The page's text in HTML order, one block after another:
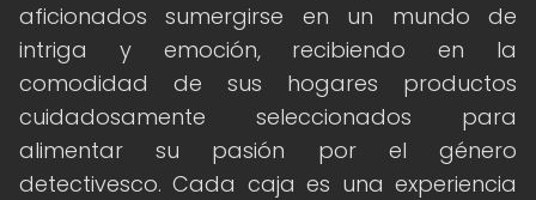
aficionados sumergirse en un mundo de
intriga y emoción, recibiendo en la
comodidad de sus hogares productos
cuidadosamente seleccionados para
alimentar su pasión por el género
detectivesco. Cada caja es una experiencia